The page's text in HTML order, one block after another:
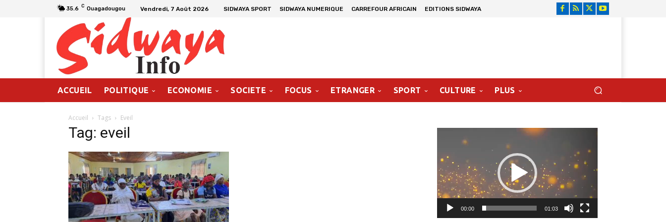
35.6 C Ouagadougou Vendredi, 7 Août 2026 SIDWAYA SPORT SIDWAYA NUMERIQUE CARREFOUR AFRICAIN EDITIONS SIDWAYA
ACCUEIL POLITIQUE ECONOMIE SOCIETE FOCUS ETRANGER SPORT CULTURE PLUS
Accueil Tags Eveil
Tag: eveil
00:00 01:03